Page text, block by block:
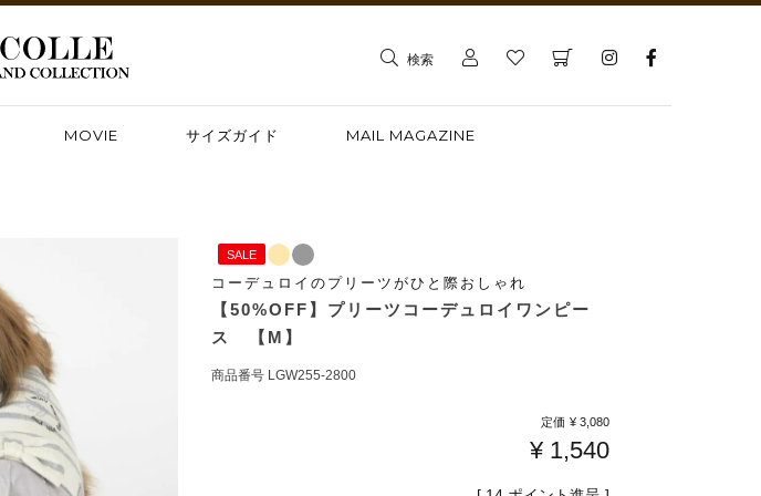
検索
MOVIE サイズガイド MAIL MAGAZINE
SALE
コーデュロイのプリーツがひと際おしゃれ
【50%OFF】プリーツコーデュロイワンピー
ス 【M】
商品番号 LGW255-2800
定価 ¥ 3,080
¥ 1,540